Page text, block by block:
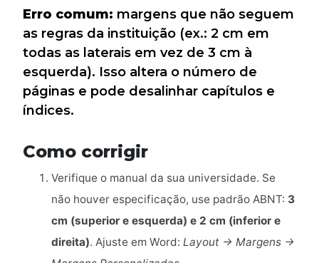
Erro comum: margens que não seguem
as regras da instituição (ex.: 2 cm em
todas as laterais em vez de 3 cm à
esquerda). Isso altera o número de
páginas e pode desalinhar capítulos e
índices.
Como corrigir
Verifique o manual da sua universidade. Se
não houver especificação, use padrão ABNT: 3
cm (superior e esquerda) e 2 cm (inferior e
direita). Ajuste em Word: Layout → Margens →